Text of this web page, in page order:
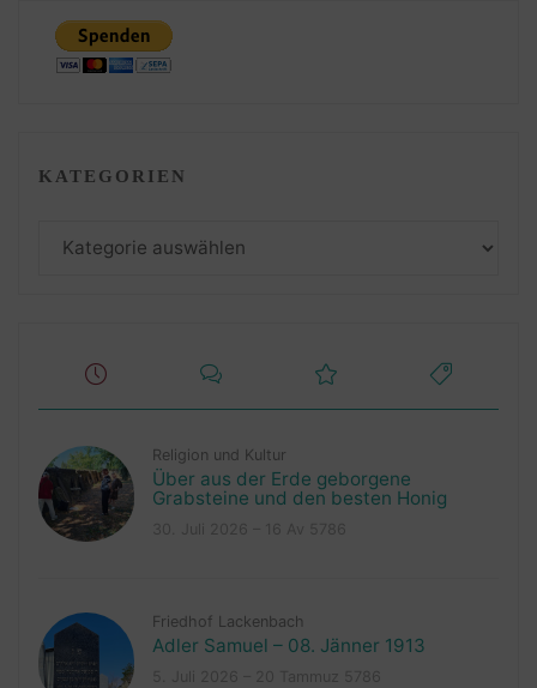
KATEGORIEN
Religion und Kultur
Über aus der Erde geborgene
Grabsteine und den besten Honig
Friedhof Lackenbach
Adler Samuel – 08. Jänner 1913